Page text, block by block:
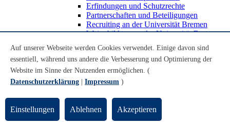
Erfindungen und Schutzrechte
Partnerschaften und Beteiligungen
Recruiting an der Universität Bremen
Weiterbildung an der Universität Bremen
Schülerinnen und Schüler
MINT-Schnupperstudium
Schulklassen
Lehrkräfte
UniTransfer - Servicestelle für Transferaktivitäten
Transfermagazin der Universität Bremen
Auf unserer Webseite werden Cookies verwendet. Einige davon sind
essentiell, während uns andere die Verbesserung und Optimierung der
Website im Sinne der Nutzenden ermöglichen. (
Datenschutzerklärung
Impressum )
Einstellungen Ablehnen Akzeptieren